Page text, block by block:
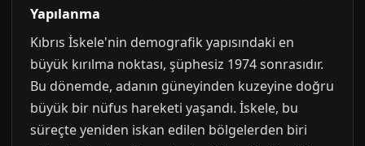
Yapılanma
Kıbrıs İskele'nin demografik yapısındaki en
büyük kırılma noktası, şüphesiz 1974 sonrasıdır.
Bu dönemde, adanın güneyinden kuzeyine doğru
büyük bir nüfus hareketi yaşandı. İskele, bu
süreçte yeniden iskan edilen bölgelerden biri